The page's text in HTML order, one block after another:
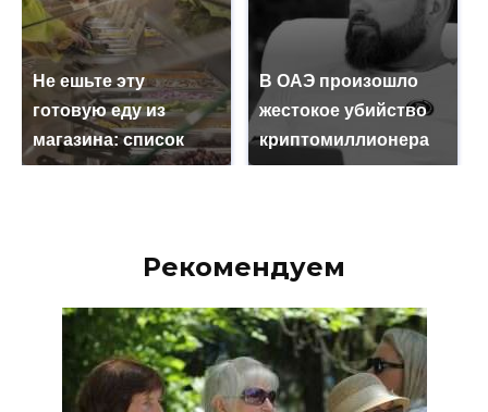
Не ешьте эту
готовую еду из
магазина: список
В ОАЭ произошло
жестокое убийство
криптомиллионера
Рекомендуем